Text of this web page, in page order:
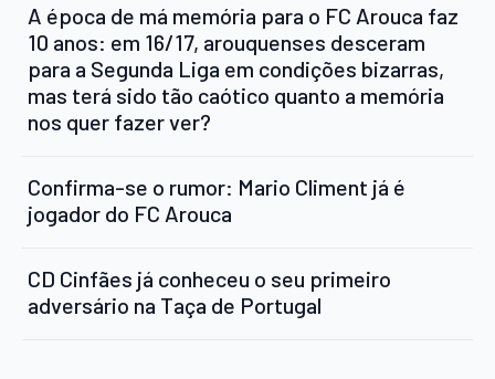
A época de má memória para o FC Arouca faz
10 anos: em 16/17, arouquenses desceram
para a Segunda Liga em condições bizarras,
mas terá sido tão caótico quanto a memória
nos quer fazer ver?
Confirma-se o rumor: Mario Climent já é
jogador do FC Arouca
CD Cinfães já conheceu o seu primeiro
adversário na Taça de Portugal